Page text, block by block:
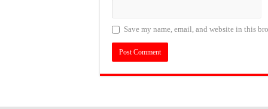
Save my name, email, and website in this